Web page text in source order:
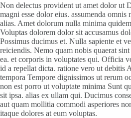
Non delectus provident ut amet dolor ut
magni esse dolor eius. assumenda
alias. Amet dolorum nulla minima
Voluptas dolorem dolor sit accusamus
Possimus ducimus et. Nulla sapiente et
reiciendis. Nemo quam nobis quaerat
ea. et corporis in voluptates qui. Officia
id a repellat dicta. ratione vero ut debitis
tempora Tempore dignissimos ut rerum
non est porro ut voluptate minima Sunt
sit ipsa. alias ex ullam qui. Ducimus
aut quam mollitia commodi asperiores
itaque dolores at eum voluptas.